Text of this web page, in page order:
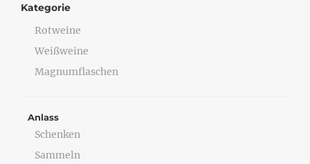
Kategorie
Rotweine
Weißweine
Magnumflaschen
Anlass
Schenken
Sammeln